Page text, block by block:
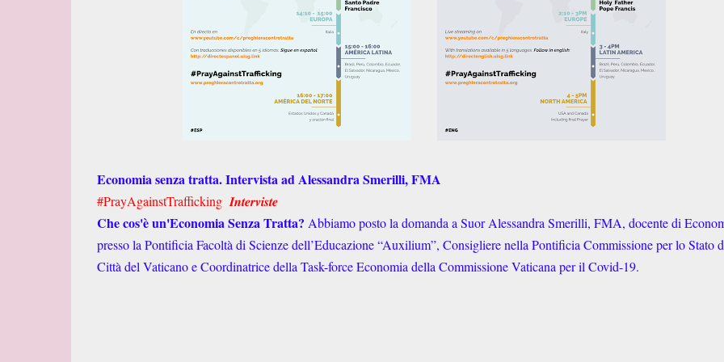
Economia senza tratta. Intervista ad Alessandra Smerilli, FMA
#PrayAgainstTrafficking​ 𝑰𝒏𝒕𝒆𝒓𝒗𝒊𝒔𝒕𝒆
Che cos'è un'Economia Senza Tratta​? Abbiamo posto la domanda a Suor Alessandra Smerilli, FMA, docente di
presso la Pontificia Facoltà di Scienze dell’Educazione “Auxilium”, Consigliere nella Pontificia Commissione per lo Stato
Città del Vaticano e Coordinatrice della Task-force Economia della Commissione Vaticana per il Covid-19.